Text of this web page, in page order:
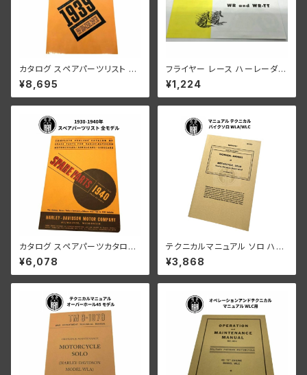
カタログ スペアパーツリスト ハ
ーレーダビッドソン 全ビッグツイ
ン モデル用 1926-1939年
¥8,695
フライヤー レース ハーレーダビ
ッドソン 1950年競技モデル WR
WR-TT
¥1,224
カタログ スペアパーツカタログ
ハーレーダビッドソン 1930-19
40年 オールツインモデル
¥6,078
テクニカルマニュアル ソロ ハー
レーダビッドソン WLA WLC
¥3,868